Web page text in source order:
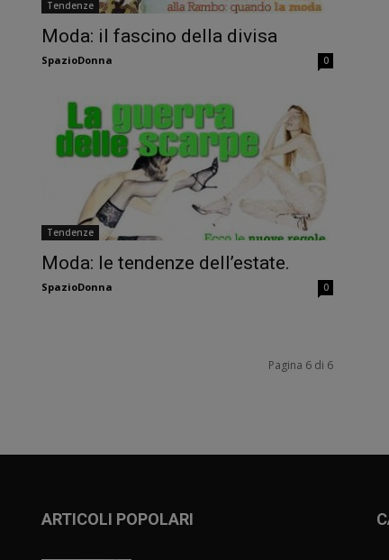
Tendenze
Moda: il fascino della divisa
SpazioDonna 0
Tendenze
Moda: le tendenze dell’estate.
SpazioDonna 0
Pagina 6 di 6
ARTICOLI POPOLARI